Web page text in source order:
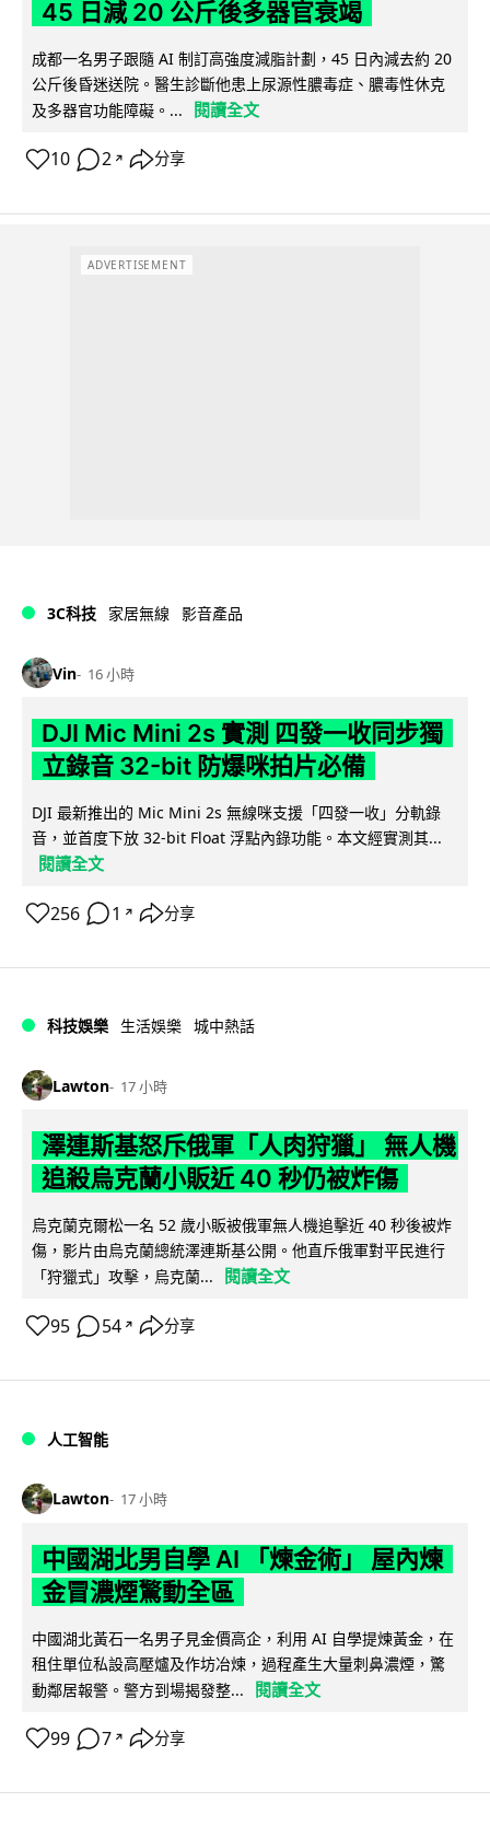
45 日減 20 公斤後多器官衰竭
成都一名男子跟隨 AI 制訂高強度減脂計劃，45 日內減去約 20
公斤後昏迷送院。醫生診斷他患上尿源性膿毒症、膿毒性休克
及多器官功能障礙。...
閱讀全文
10 2 ↗ 分享
ADVERTISEMENT
3C科技 家居無線 影音產品
Vin 16 小時
DJI Mic Mini 2s 實測 四發一收同步獨
立錄音 32-bit 防爆咪拍片必備
DJI 最新推出的 Mic Mini 2s 無線咪支援「四發一收」分軌錄
音，並首度下放 32-bit Float 浮點內錄功能。本文經實測其...
閱讀全文
256 1 ↗ 分享
科技娛樂 生活娛樂 城中熱話
Lawton 17 小時
澤連斯基怒斥俄軍「人肉狩獵」 無人機
追殺烏克蘭小販近 40 秒仍被炸傷
烏克蘭克爾松一名 52 歲小販被俄軍無人機追擊近 40 秒後被炸
傷，影片由烏克蘭總統澤連斯基公開。他直斥俄軍對平民進行
「狩獵式」攻擊，烏克蘭...
閱讀全文
95 54 ↗ 分享
人工智能
Lawton 17 小時
中國湖北男自學 AI 「煉金術」 屋內煉
金冒濃煙驚動全區
中國湖北黃石一名男子見金價高企，利用 AI 自學提煉黃金，在
租住單位私設高壓爐及作坊冶煉，過程產生大量刺鼻濃煙，驚
動鄰居報警。警方到場揭發整...
閱讀全文
99 7 ↗ 分享